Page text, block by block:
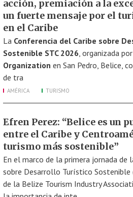
acción, premiación a la
un fuerte mensaje por el
en el Caribe
La Conferencia del Caribe sobre
Sostenible STC 2026, organizada
Organization en San Pedro, Belice,
de tra
AMÉRICA TURISMO
Efren Perez: “Belice es un
entre el Caribe y
turismo más sostenible”
En el marco de la primera jornada de
sobre Desarrollo Turístico Sostenible
de la Belize Tourism Industry